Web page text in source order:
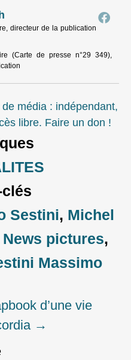
directeur de la publication
(Carte de presse n°29 349),
média : indépendant,
libre. Faire un don !
Sestini, Michel
News pictures,
Massimo
d’une vie
→